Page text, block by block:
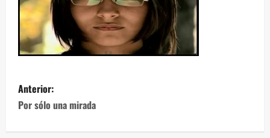
Anterior:
Por sólo una mirada